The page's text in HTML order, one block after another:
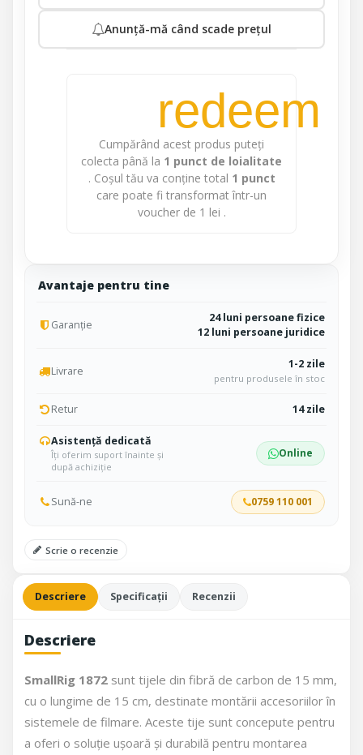
Avantaje pentru tine
Garanție
24 luni persoane fizice
12 luni persoane juridice
Livrare 1-2 zile
pentru produsele în stoc
Retur 14 zile
Asistență dedicată
Îți oferim suport înainte și
după achiziție
Online
Sună-ne 0759 110 001
Scrie o recenzie
Anunță-mă când scade prețul
redeem
Cumpărând acest produs puteți
colecta până la 1 punct de loialitate
. Coșul tău va conține total 1 punct
care poate fi transformat într-un
voucher de 1 lei .
Descriere Specificații Recenzii
Descriere
SmallRig 1872 sunt tijele din fibră de carbon de 15 mm,
cu o lungime de 15 cm, destinate montării accesoriilor în
sistemele de filmare. Aceste tije sunt concepute pentru
a oferi o soluție ușoară și durabilă pentru montarea